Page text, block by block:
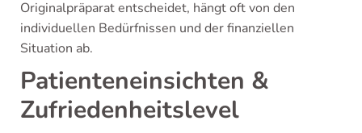
Originalpräparat entscheidet, hängt oft von den
individuellen Bedürfnissen und der finanziellen
Situation ab.
Patienteneinsichten &
Zufriedenheitslevel